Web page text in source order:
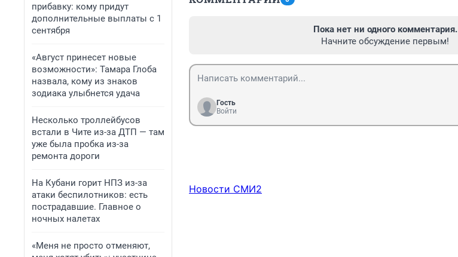
прибавку: кому придут
дополнительные выплаты с 1
сентября
«Август принесет новые
возможности»: Тамара Глоба
назвала, кому из знаков
зодиака улыбнется удача
Несколько троллейбусов
встали в Чите из-за ДТП — там
уже была пробка из-за
ремонта дороги
На Кубани горит НПЗ из-за
атаки беспилотников: есть
пострадавшие. Главное о
ночных налетах
«Меня не просто отменяют,
Пока нет ни одного комментария.
Начните обсуждение первым!
Гость
Войти
Новости СМИ2